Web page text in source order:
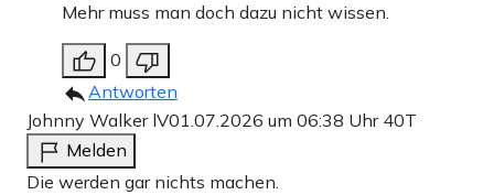
Mehr muss man doch dazu nicht wissen.
0
Antworten
Johnny Walker lV01.07.2026 um 06:38 Uhr 40T
Melden
Die werden gar nichts machen.